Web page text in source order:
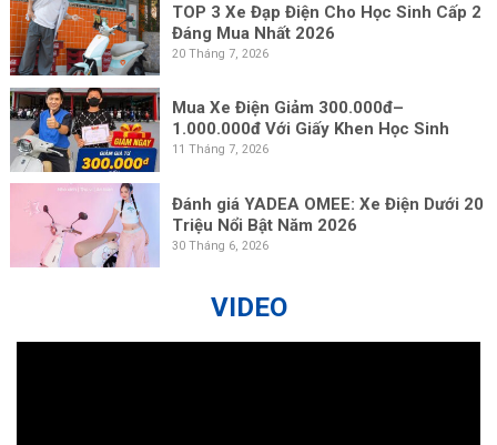
TOP 3 Xe Đạp Điện Cho Học Sinh Cấp 2
Đáng Mua Nhất 2026
20 Tháng 7, 2026
Mua Xe Điện Giảm 300.000đ–
1.000.000đ Với Giấy Khen Học Sinh
11 Tháng 7, 2026
Đánh giá YADEA OMEE: Xe Điện Dưới 20
Triệu Nổi Bật Năm 2026
30 Tháng 6, 2026
VIDEO